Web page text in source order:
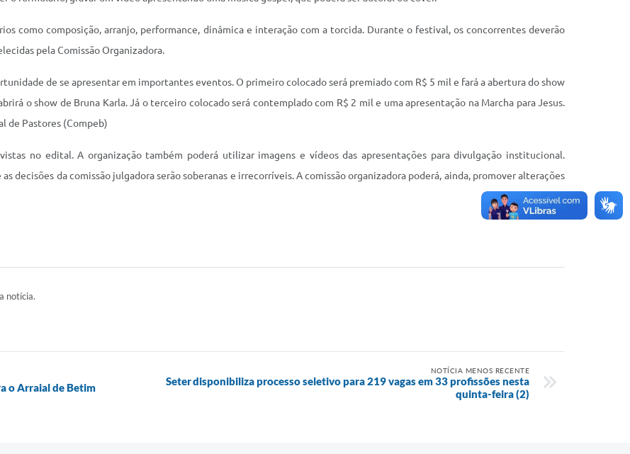
como composição, arranjo, performance, dinâmica e interação com a torcida. Durante o festival, os concorrentes deverão
pela Comissão Organizadora.
de se apresentar em importantes eventos. O primeiro colocado será premiado com R$ 5 mil e fará a abertura do show
o show de Bruna Karla. Já o terceiro colocado será contemplado com R$ 2 mil e uma apresentação na Marcha para Jesus.
de Pastores (Compeb)
no edital. A organização também poderá utilizar imagens e vídeos das apresentações para divulgação institucional.
decisões da comissão julgadora serão soberanas e irrecorríveis. A comissão organizadora poderá, ainda, promover alterações
notícia.
o Arraial de Betim
NOTÍCIA MENOS RECENTE
Seter disponibiliza processo seletivo para 219 vagas em 33 profissões nesta
quinta-feira (2)